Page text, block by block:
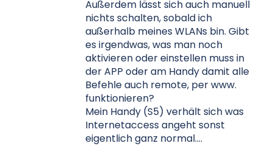
Außerdem lässt sich auch manuell
nichts schalten, sobald ich
außerhalb meines WLANs bin. Gibt
es irgendwas, was man noch
aktivieren oder einstellen muss in
der APP oder am Handy damit alle
Befehle auch remote, per www.
funktionieren?
Mein Handy (S5) verhält sich was
Internetaccess angeht sonst
eigentlich ganz normal....